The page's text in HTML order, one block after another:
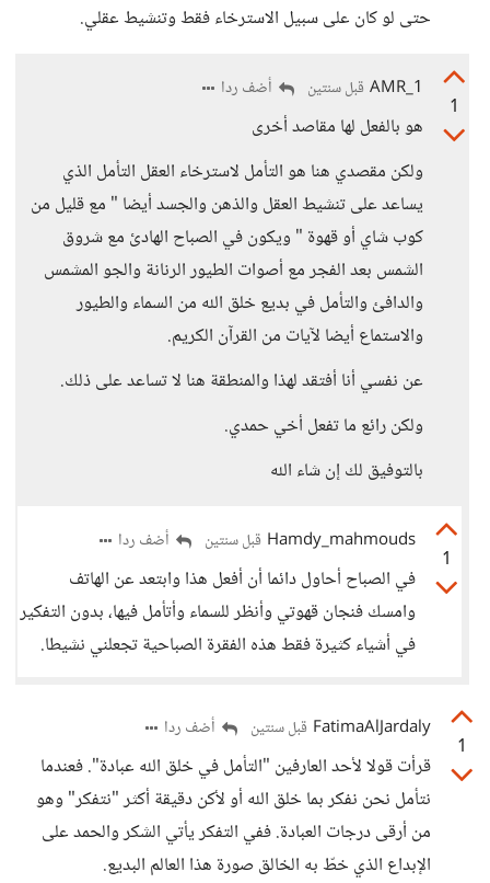
حتى لو كان على سبيل الاسترخاء فقط وتنشيط عقلي.
1
AMR_1 قبل سنتين أضف ردا
هو بالفعل لها مقاصد أخرى
ولكن مقصدي هنا هو التأمل لاسترخاء العقل التأمل الذي
يساعد على تنشيط العقل والذهن والجسد أيضا " مع قليل من
كوب شاي أو قهوة " ويكون في الصباح الهادئ مع شروق
الشمس بعد الفجر مع أصوات الطيور الرنانة والجو المشمس
والدافئ والتأمل في بديع خلق الله من السماء والطيور
والاستماع أيضا لآيات من القرآن الكريم.
عن نفسي أنا أفتقد لهذا والمنطقة هنا لا تساعد على ذلك.
ولكن رائع ما تفعل أخي حمدي.
بالتوفيق لك إن شاء الله
1
Hamdy_mahmouds قبل سنتين أضف ردا
في الصباح أحاول دائما أن أفعل هذا وابتعد عن الهاتف
وامسك فنجان قهوتي وأنظر للسماء وأتأمل فيها، بدون التفكير
في أشياء كثيرة فقط هذه الفقرة الصباحية تجعلني نشيطا.
1
FatimaAlJardaly قبل سنتين أضف ردا
قرأت قولا لأحد العارفين "التأمل في خلق الله عبادة". فعندما
نتأمل نحن نفكر بما خلق الله أو لأكن دقيقة أكثر "نتفكر" وهو
من أرقى درجات العبادة. ففي التفكر يأتي الشكر والحمد على
الإبداع الذي خطّ به الخالق صورة هذا العالم البديع.